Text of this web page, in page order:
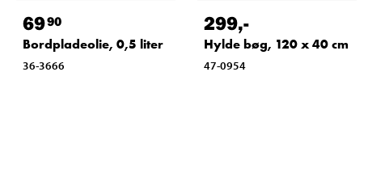
6990
Bordpladeolie, 0,5 liter
36-3666
299,-
Hylde bøg, 120 x 40 cm
47-0954